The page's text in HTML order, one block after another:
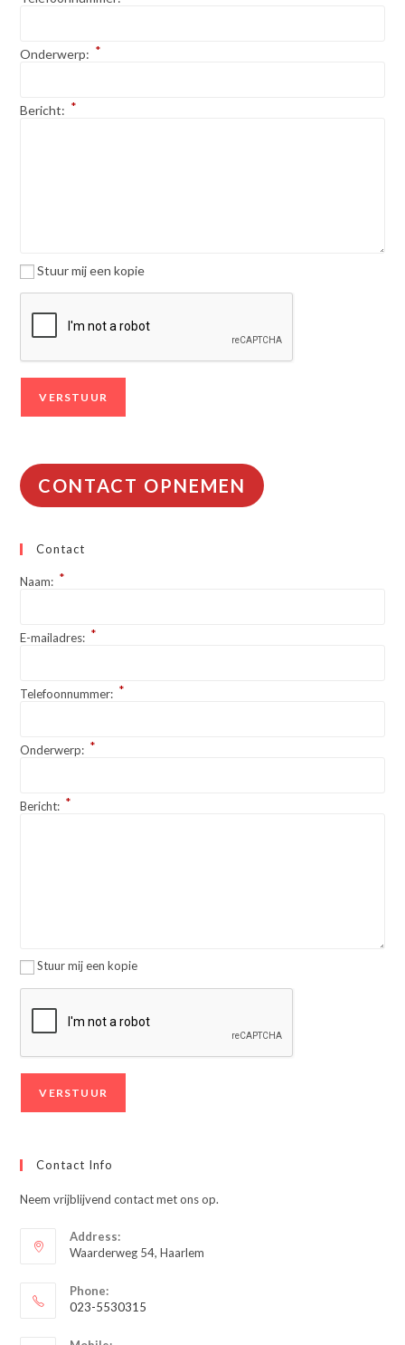
Onderwerp: *
Bericht: *
Stuur mij een kopie
CONTACT OPNEMEN
Contact
Naam: *
E-mailadres: *
Telefoonnummer: *
Onderwerp: *
Bericht: *
Stuur mij een kopie
Contact Info
Neem vrijblijvend contact met ons op.
Address:
Waarderweg 54, Haarlem
Phone:
023-5530315